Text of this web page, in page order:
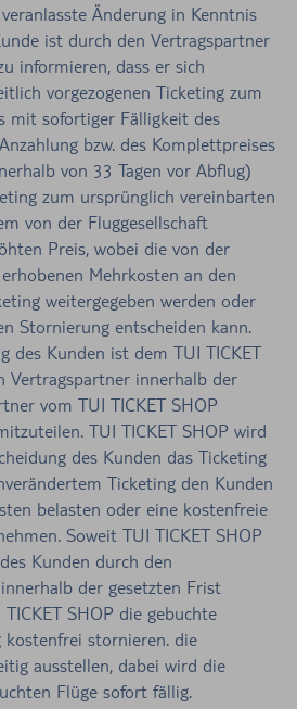
Änderung in Kenntnis
ist durch den Vertragspartner
informieren, dass er sich
vorgezogenen Ticketing zum
mit sofortiger Fälligkeit des
bzw. des Komplettpreises
von 33 Tagen vor Abflug)
zum ursprünglich vereinbarten
von der Fluggesellschaft
Preis, wobei die von der
Mehrkosten an den
weitergegeben werden oder
Stornierung entscheiden kann.
des Kunden ist dem TUI TICKET
Vertragspartner innerhalb der
vom TUI TICKET SHOP
TUI TICKET SHOP wird
des Kunden das Ticketing
Ticketing den Kunden
belasten oder eine kostenfreie
Soweit TUI TICKET SHOP
Kunden durch den
der gesetzten Frist
SHOP die gebuchte
kostenfrei stornieren. die
ausstellen, dabei wird die
Flüge sofort fällig.